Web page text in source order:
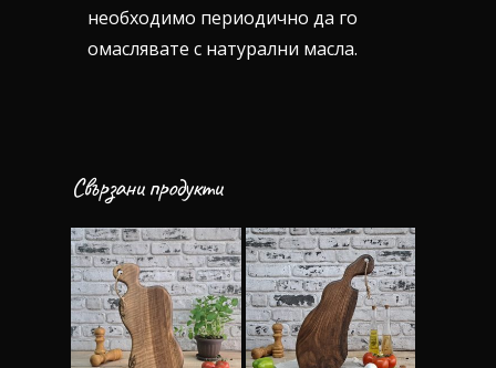
необходимо периодично да го
омаслявате с натурални масла.
Свързани продукти